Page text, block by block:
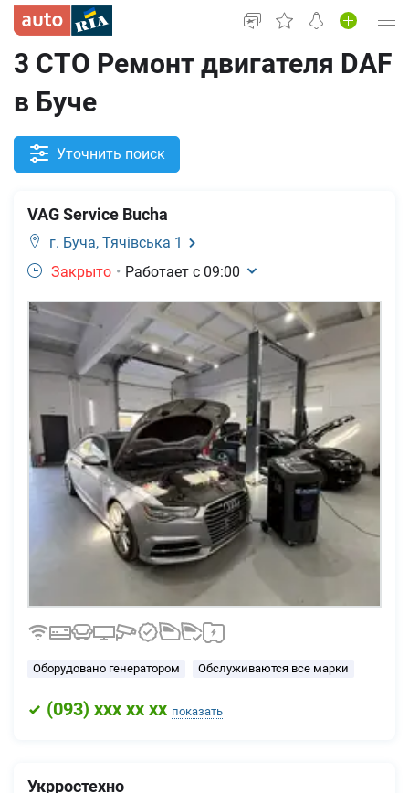
Вход в кабинет
Автомобили б/у
Новые авто
Новости
Все для авто
3 СТО Ремонт двигателя DAF
в Буче
Уточнить поиск
VAG Service Bucha
г. Буча, Тячівська 1
Закрыто • Работает с 09:00
Оборудовано генератором Обслуживаются все марки
(093) xxx xx xx показать
Укрростехно